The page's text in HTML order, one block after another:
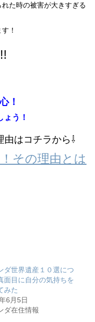
た時の被害が大きすぎる
！
！
う！
由はコチラから⇩
その理由とは
ダ世界遺産１０選につ
面目に自分の気持ちを
みた
6月5日
ダ在住情報